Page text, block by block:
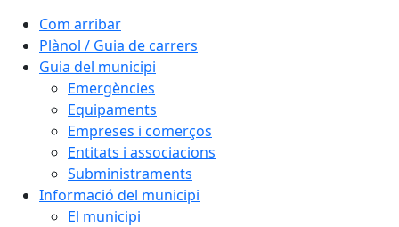
Com arribar
Plànol / Guia de carrers
Guia del municipi
Emergències
Equipaments
Empreses i comerços
Entitats i associacions
Subministraments
Informació del municipi
El municipi